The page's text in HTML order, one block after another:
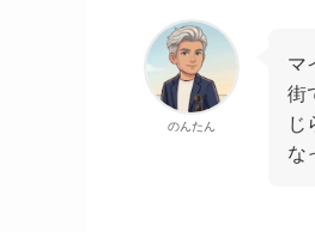
のんたん
マ
街
じ
な